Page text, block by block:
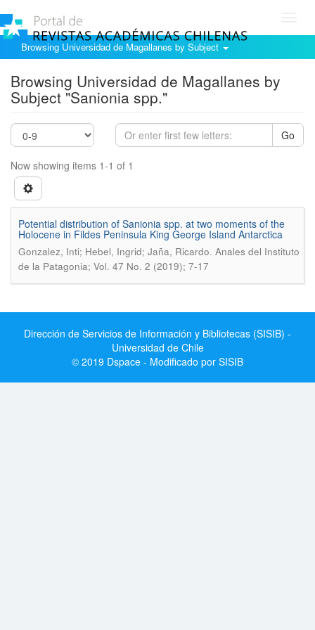
Browsing Universidad de Magallanes by Subject
Browsing Universidad de Magallanes by
Subject "Sanionia spp."
Go
Now showing items 1-1 of 1
Potential distribution of Sanionia spp. at two moments of the
Holocene in Fildes Peninsula King George Island Antarctica
Gonzalez, Inti; Hebel, Ingrid; Jaña, Ricardo. Anales del Instituto
de la Patagonia; Vol. 47 No. 2 (2019); 7-17
Dirección de Servicios de Información y Bibliotecas (SISIB) -
Universidad de Chile
© 2019 Dspace - Modificado por SISIB